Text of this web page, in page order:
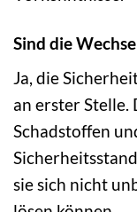
Sind die
Ja, die
an erster Stelle.
Schadstoffen
sie sich nicht